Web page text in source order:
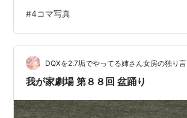
#4コマ写真
DQXを2.7垢でやってる姉さん女房の独り言
我が家劇場 第８８回 盆踊り